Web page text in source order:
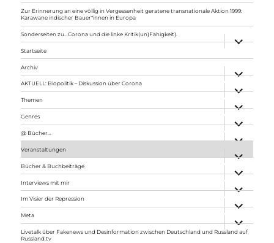
Zur Erinnerung an eine völlig in Vergessenheit geratene transnationale Aktion 1999:
Karawane indischer Bauer*innen in Europa
Sonderseiten zu…Corona und die linke Kritik(un)Fähigkeit).
anzeigen
Startseite
Archiv
anzeigen
AKTUELL: Biopolitik – Diskussion über Corona
anzeigen
Themen
anzeigen
Genres
anzeigen
@ Bücher…
Veranstaltungen
anzeigen
Bücher & Buchbeiträge
anzeigen
Interviews mit mir
anzeigen
Im Visier der Repression
anzeigen
Meta
anzeigen
Livetalk über Fakenews und Desinformation zwischen Deutschland und Russland auf
Russland.tv